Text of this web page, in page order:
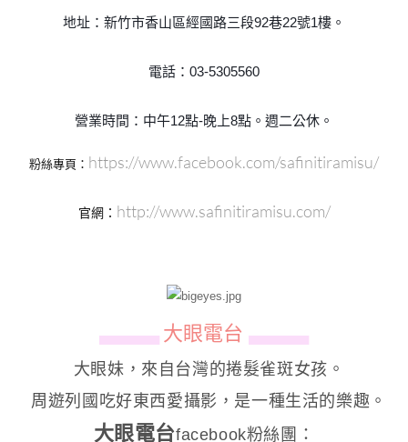
地址：新竹市香山區經國路三段92巷22號1樓。
電話：03-5305560
營業時間：中午12點-晚上8點。週二公休。
粉絲專頁： https://www.facebook.com/safinitiramisu/
官網： http://www.safinitiramisu.com/
▄▄▄▄▄▄ 大眼電台 ▄▄▄▄▄▄
大眼妹，來自台灣的捲髮雀斑女孩。
周遊列國吃好東西愛攝影，是一種生活的樂趣。
大眼電台facebook粉絲團：